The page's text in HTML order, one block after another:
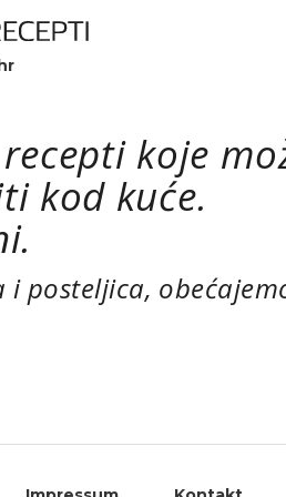
koje
kod kuće.
i posteljica,